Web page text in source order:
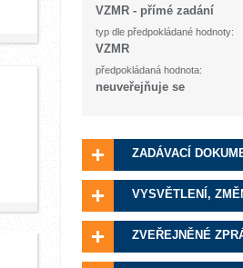
VZMR - přímé zadání
typ dle předpokládané hodnoty:
VZMR
předpokládaná hodnota:
neuveřejňuje se
ZADÁVACÍ
VYSVĚTLENÍ,
ZVEŘEJNĚNÉ